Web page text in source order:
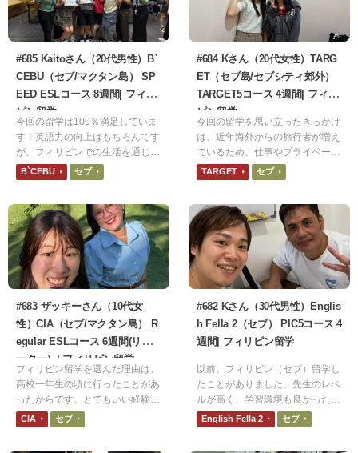
発言していることに気づいた。
#685 Kaitoさん（20代男性）B`
CEBU（セブ/マクタン島） SP
EED ESLコース 8週間| フィリ
ピン留学
今回の留学は100％満足していま
す！英語力の向上はもちろんです
が、フィリピンでの生活を通じて
異文化を尊重する姿勢や、困難な
状況でも前向きに取り組む精神力
での8週間は、私の人生において
非常に大きなターニングポイント
になったと確信しています。
B`CEBU セブ
#684 Kさん（20代女性）TARG
ET（セブ島/セブシティ郊外）
TARGET5コース 4週間| フィリ
ピン留学
今回の留学を思い立ったきっかけ
は、近年海外からの旅行者が増え
ているため、仕事やプライベート
に何かしら役立てられると思った
からです。食事は日本食でとても
1週間ほど繋がりが悪く不便でし
た。シャワーはまだ水圧強い方だ
と思いますが、1度だけ止まった
ことがありました。
TARGET セブ
#683 ザッキーさん（10代女
性）CIA（セブ/マクタン島） R
egular ESLコース 6週間(リピ
ーター）| フィリピン留学
フィリピン留学を選んだ理由は、
高校一年生の頃に行ったことがあ
ったからです。とてもいい経験に
なりました。今回の留学は、渡航
時は大学一年生です。渡航前は文
CIA セブ
#682 Kさん（30代男性）Englis
h Fella 2（セブ） PIC5コース 4
週間| フィリピン留学
以前、フィリピン（セブ）留学し
たことがありました。先生のレベ
ルが高く、学習環境も良かったた
め、良い印象がありました。その
ため、再度フィリピン留学にチャ
English Fella 2 セブ